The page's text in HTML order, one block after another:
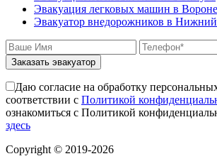
Эвакуация легковых машин в
Эвакуатор внедорожников в
Заказать эвакуатор
Даю согласие на обработку
соответствии с Политикой
ознакомиться с Политикой
здесь
Сopyright © 2019-2026